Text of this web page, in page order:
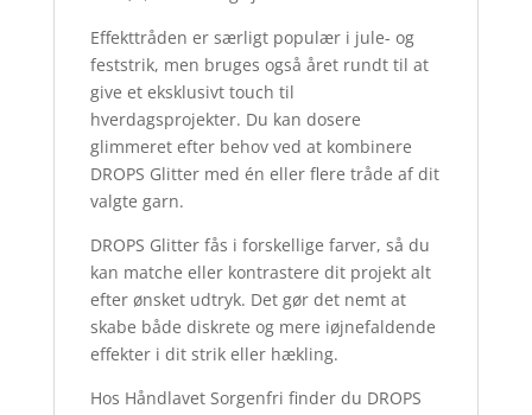
Effekttråden er særligt populær i jule- og
feststrik, men bruges også året rundt til at
give et eksklusivt touch til
hverdagsprojekter. Du kan dosere
glimmeret efter behov ved at kombinere
DROPS Glitter med én eller flere tråde af dit
valgte garn.
DROPS Glitter fås i forskellige farver, så du
kan matche eller kontrastere dit projekt alt
efter ønsket udtryk. Det gør det nemt at
skabe både diskrete og mere iøjnefaldende
effekter i dit strik eller hækling.
Hos Håndlavet Sorgenfri finder du DROPS